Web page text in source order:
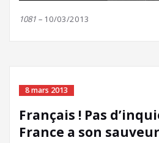
1081 – 10/03/2013
8 mars 2013
Français ! Pas
France a son sauveur